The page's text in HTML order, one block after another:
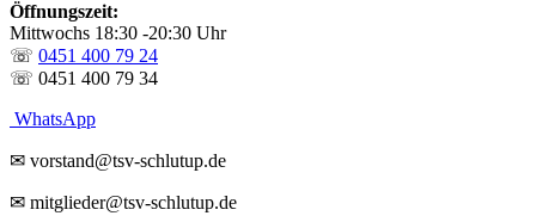
Öffnungszeit:
Mittwochs 18:30 -20:30 Uhr
☏ 0451 400 79 24
☏ 0451 400 79 34
WhatsApp
✉ vorstand@tsv-schlutup.de
✉ mitglieder@tsv-schlutup.de